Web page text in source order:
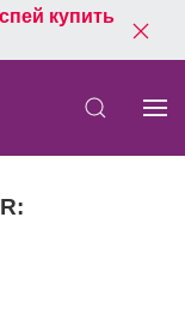
купить